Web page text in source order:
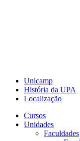
Unicamp
História da UPA
Localização
Cursos
Unidades
Faculdades